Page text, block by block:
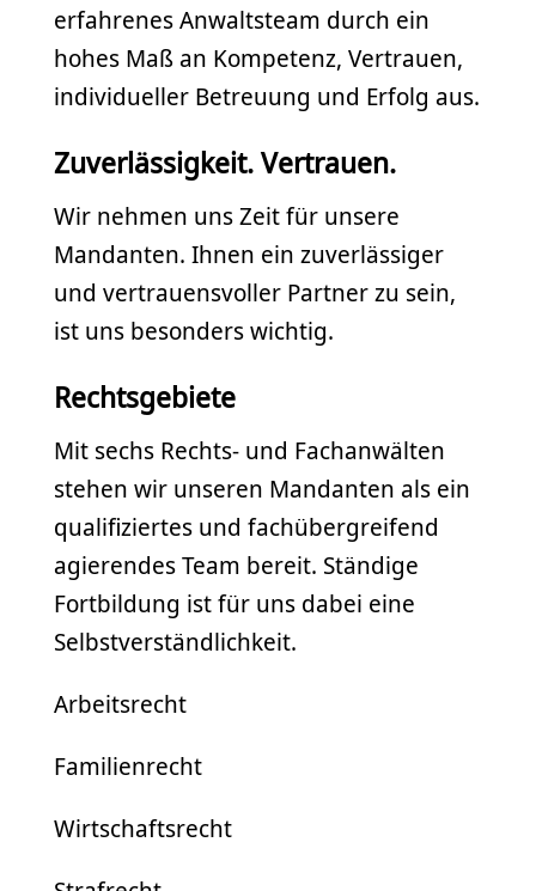
erfahrenes Anwaltsteam durch ein
hohes Maß an Kompetenz, Vertrauen,
individueller Betreuung und Erfolg aus.
Zuverlässigkeit. Vertrauen.
Wir nehmen uns Zeit für unsere
Mandanten. Ihnen ein zuverlässiger
und vertrauensvoller Partner zu sein,
ist uns besonders wichtig.
Rechtsgebiete
Mit sechs Rechts- und Fachanwälten
stehen wir unseren Mandanten als ein
qualifiziertes und fachübergreifend
agierendes Team bereit. Ständige
Fortbildung ist für uns dabei eine
Selbstverständlichkeit.
Arbeitsrecht
Familienrecht
Wirtschaftsrecht